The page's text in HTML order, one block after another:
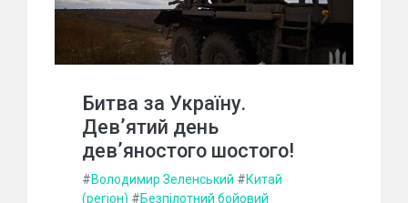
Битва за Україну.
Дев’ятий день
дев’яностого шостого!
#Володимир Зеленський #Китай
(регіон) #Безпілотний бойовий